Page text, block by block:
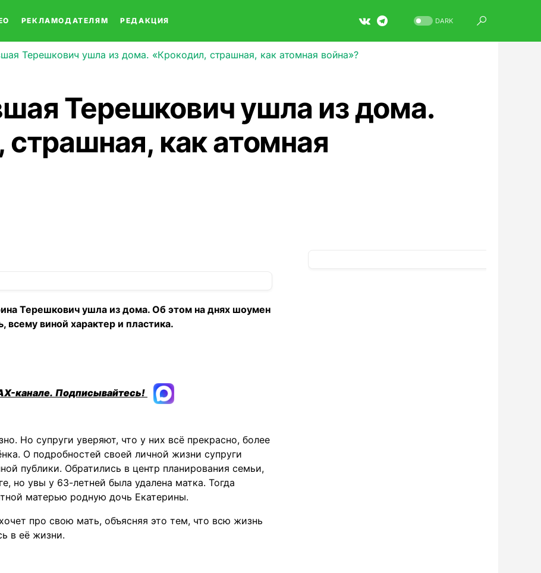
РЕКЛАМОДАТЕЛЯМ РЕДАКЦИЯ DARK
Терешкович ушла из дома. «Крокодил, страшная, как атомная война»?
Терешкович ушла из дома.
как атомная
Терешкович ушла из дома. Об этом на днях шоумен
всему виной характер и пластика.
канале. Подписывайтесь!
Но супруги уверяют, что у них всё прекрасно, более
О подробностей своей личной жизни супруги
публики. Обратились в центр планирования семьи,
но увы у 63-летней была удалена матка. Тогда
матерью родную дочь Екатерины.
про свою мать, объясняя это тем, что всю жизнь
в её жизни.